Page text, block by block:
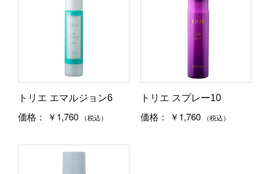
トリエ エマルジョン6
価格：
￥1,760 （税込）
トリエ スプレー10
価格：
￥1,760 （税込）